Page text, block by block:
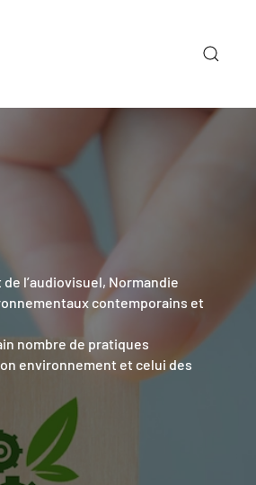
l’audiovisuel, Normandie
contemporains et
nombre de pratiques
environnement et celui des